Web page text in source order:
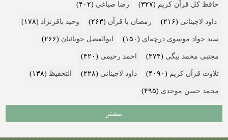
حافظ کل قرآن کریم (۳۲۷) رضا صباغی (۴۰۲)
داود لاچینانی (۲۱۶) رمضان با قرآن (۲۶۳) وحید باقرنژاد (۱۷۸)
سید جواد موسوی درچه‌ای (۱۵۰) ابوالفضل جویائیان (۲۶۶)
مجتبی محمد بیگی (۳۷۴) احمد رحیمی (۴۲۰)
تلاوت قرآن کریم (۴۰۹۰) داود لاچینانی (۲۲۸) التحفیظ (۱۳۸)
محمد حسن موحدی (۴۹۵)
بیشتر